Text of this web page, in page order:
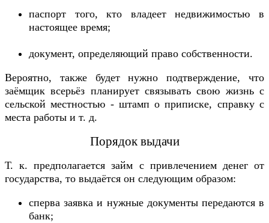
паспорт того, кто владеет недвижимостью в
настоящее время;
документ, определяющий право собственности.
Вероятно, также будет нужно подтверждение, что
заёмщик всерьёз планирует связывать свою жизнь с
сельской местностью - штамп о приписке, справку с
места работы и т. д.
Порядок выдачи
Т. к. предполагается займ с привлечением денег от
государства, то выдаётся он следующим образом:
сперва заявка и нужные документы передаются в
банк;